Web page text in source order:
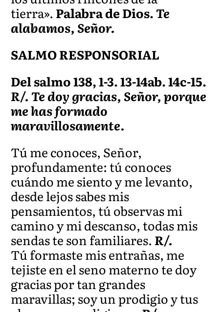
tierra». Palabra de Dios.Te
alabamos, Señor.
SALMO RESPONSORIAL
Del salmo 138, 1-3. 13-14ab. 14c-15.
R/. Te doy gracias, Señor, porque
me has formado
maravillosamente.
Tú me conoces, Señor,
profundamente: tú conoces
cuándo me siento y me levanto,
desde lejos sabes mis
pensamientos, tú observas mi
camino y mi descanso, todas mis
sendas te son familiares.R/.
Tú formaste mis entrañas, me
tejiste en el seno materno te doy
gracias por tan grandes
maravillas; soy un prodigio y tus